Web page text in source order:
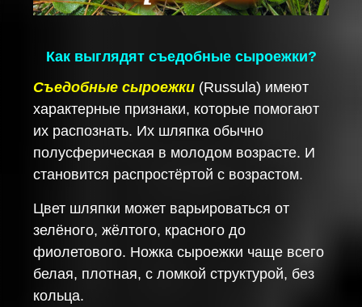
Как выглядят съедобные сыроежки?
Съедобные сыроежки (Russula) имеют
характерные признаки, которые помогают
их распознать. Их шляпка обычно
полусферическая в молодом возрасте. И
становится распростёртой с возрастом.
Цвет шляпки может варьироваться от
зелёного, жёлтого, красного до
фиолетового. Ножка сыроежки чаще всего
белая, плотная, с ломкой структурой, без
кольца.